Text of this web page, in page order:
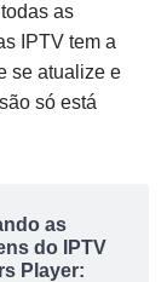
as
IPTV tem a
se atualize e
só está
as
do IPTV
Player: